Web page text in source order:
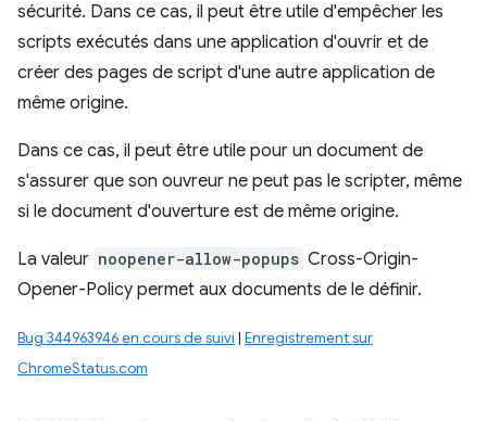
sécurité. Dans ce cas, il peut être utile d'empêcher les
scripts exécutés dans une application d'ouvrir et de
créer des pages de script d'une autre application de
même origine.
Dans ce cas, il peut être utile pour un document de
s'assurer que son ouvreur ne peut pas le scripter, même
si le document d'ouverture est de même origine.
La valeur noopener-allow-popups Cross-Origin-
Opener-Policy permet aux documents de le définir.
Bug 344963946 en cours de suivi | Enregistrement sur
ChromeStatus.com